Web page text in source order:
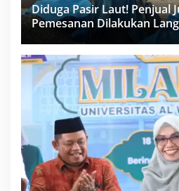
Diduga Pasir Laut! Penjual
Pemesanan Dilakukan